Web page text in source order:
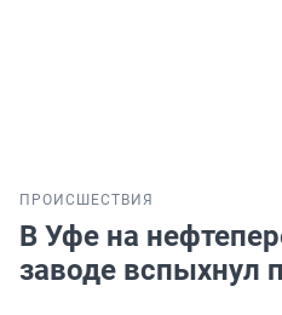
ПРОИСШЕСТВИЯ
В Уфе на
заводе вспыхнул